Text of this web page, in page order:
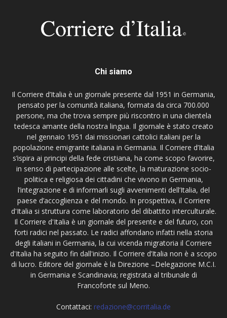
Chi siamo
Il Corriere d’Italia è un giornale presente dal 1951 in Germania,
pensato per la comunità italiana, formata da circa 700.000
persone, ma che trova sempre più riscontro in una clientela
tedesca amante della nostra lingua. Il giornale è stato creato
nel gennaio 1951 dai missionari cattolici italiani per la
popolazione emigrante italiana in Germania. Il Corriere d’Italia
s’ispira ai principi della fede cristiana, ha come scopo favorire,
in senso di partecipazione alle scelte, la maturazione socio-
politica e religiosa dei cittadini che vivono in Germania,
l’integrazione e di informarli sugli avvenimenti dell’Italia, del
paese d’accoglienza e del mondo. In prospettiva, il Corriere
d'Italia si struttura come laboratorio del dibattito interculturale.
Il Corriere d'Italia è un giornale del presente e del futuro, con
forti radici nel passato. Le radici affondano infatti nella storia
degli italiani in Germania, la cui vicenda migratoria il Corriere
d'Italia ha seguito fin dall'inizio. Il Corriere d’Italia non è a scopo
di lucro. Editore del giornale è la Direzione –Delegazione M.C.I.
in Germania e Scandinavia; registrata al tribunale di
Francoforte sul Meno.
Contattaci: redazione@corritalia.de